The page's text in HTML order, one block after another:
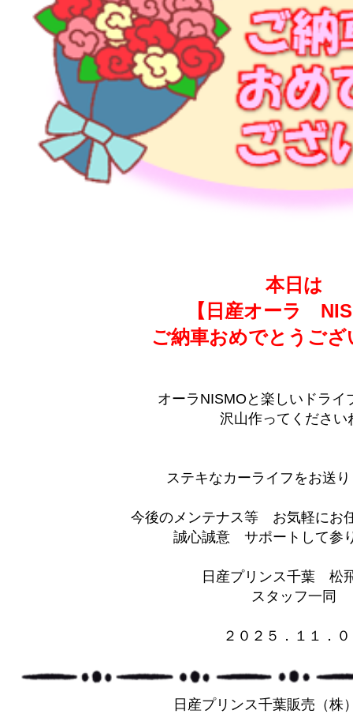
本日は
【日産オーラ
ご納車おめでとうご
オーラNISMOと楽しいドライ
沢山作ってください
ステキなカーライフをお送
今後のメンテナス等 お気軽にお
誠心誠意 サポートして参
日産プリンス千葉 松
スタッフ一同
２０２５．１１．
日産プリンス千葉販売（株